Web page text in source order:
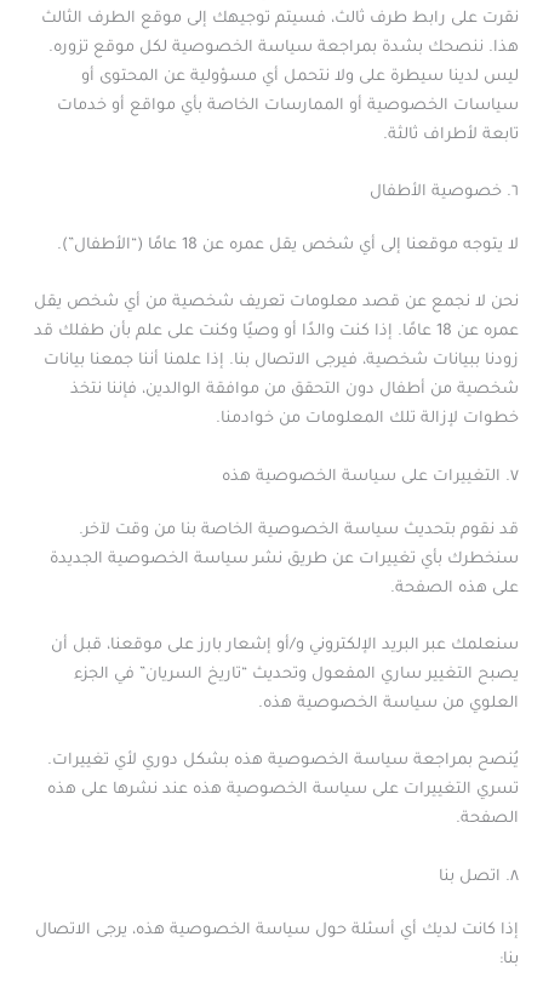
نقرت على رابط طرف ثالث، فسيتم توجيهك إلى موقع الطرف الثالث
هذا. ننصحك بشدة بمراجعة سياسة الخصوصية لكل موقع تزوره.
ليس لدينا سيطرة على ولا نتحمل أي مسؤولية عن المحتوى أو
سياسات الخصوصية أو الممارسات الخاصة بأي مواقع أو خدمات
تابعة لأطراف ثالثة.
٦. خصوصية الأطفال
لا يتوجه موقعنا إلى أي شخص يقل عمره عن 18 عامًا (“الأطفال”).
نحن لا نجمع عن قصد معلومات تعريف شخصية من أي شخص يقل
عمره عن 18 عامًا. إذا كنت والدًا أو وصيًا وكنت على علم بأن طفلك قد
زودنا ببيانات شخصية، فيرجى الاتصال بنا. إذا علمنا أننا جمعنا بيانات
شخصية من أطفال دون التحقق من موافقة الوالدين، فإننا نتخذ
خطوات لإزالة تلك المعلومات من خوادمنا.
٧. التغييرات على سياسة الخصوصية هذه
قد نقوم بتحديث سياسة الخصوصية الخاصة بنا من وقت لآخر.
سنخطرك بأي تغييرات عن طريق نشر سياسة الخصوصية الجديدة
على هذه الصفحة.
سنعلمك عبر البريد الإلكتروني و/أو إشعار بارز على موقعنا، قبل أن
يصبح التغيير ساري المفعول وتحديث “تاريخ السريان” في الجزء
العلوي من سياسة الخصوصية هذه.
يُنصح بمراجعة سياسة الخصوصية هذه بشكل دوري لأي تغييرات.
تسري التغييرات على سياسة الخصوصية هذه عند نشرها على هذه
الصفحة.
٨. اتصل بنا
إذا كانت لديك أي أسئلة حول سياسة الخصوصية هذه، يرجى الاتصال
بنا: